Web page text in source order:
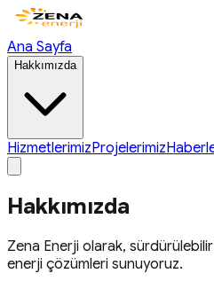
Ana Sayfa
Hakkımızda
HizmetlerimizProjelerimiz
Hakkımızda
Zena Enerji olarak,
enerji çözümleri sunuyoruz.